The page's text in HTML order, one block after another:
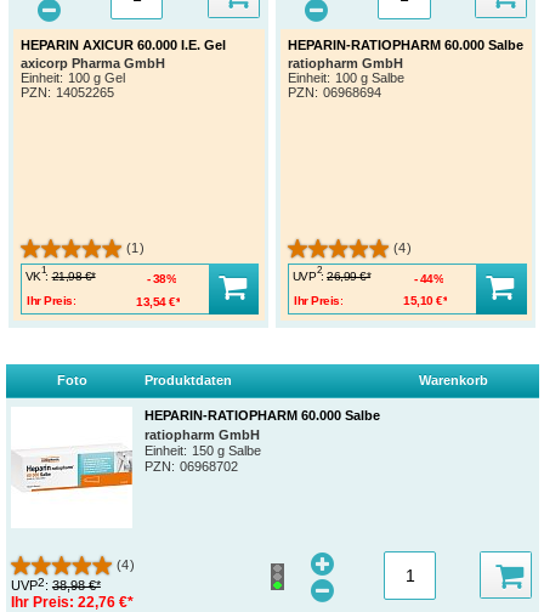
HEPARIN AXICUR 60.000 I.E. Gel
axicorp Pharma GmbH
Einheit: 100 g Gel
PZN : 14052265
(1)
VK
1
: 21,98 €*
Ihr Preis:
13,54 €*
38%
HEPARIN-RATIOPHARM 60.000 Salbe
ratiopharm GmbH
Einheit: 100 g Salbe
PZN : 06968694
(4)
UVP
2
: 26,99 €*
Ihr Preis:
15,10 €*
44%
Foto Produktdaten Warenkorb
HEPARIN-RATIOPHARM 60.000 Salbe
ratiopharm GmbH
Einheit: 150 g Salbe
PZN: 06968702
(4)
UVP2: 38,98 €*
Ihr Preis: 22,76 €*